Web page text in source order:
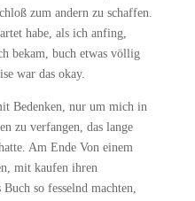
zum andern zu schaffen.
habe, als ich anfing,
bekam, buch etwas völlig
war das okay.
Bedenken, nur um mich in
zu verfangen, das lange
Am Ende Von einem
mit kaufen ihren
so fesselnd machten,